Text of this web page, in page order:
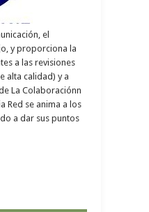
el
y proporciona la
a las revisiones
alta calidad) y a
La Colaboraciónn
Red se anima a los
a dar sus puntos